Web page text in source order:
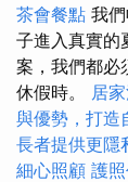
茶會餐點 我
子進入真實的
案，我們都必
休假時。 居
與優勢，打造
長者提供更隱
細心照顧 護